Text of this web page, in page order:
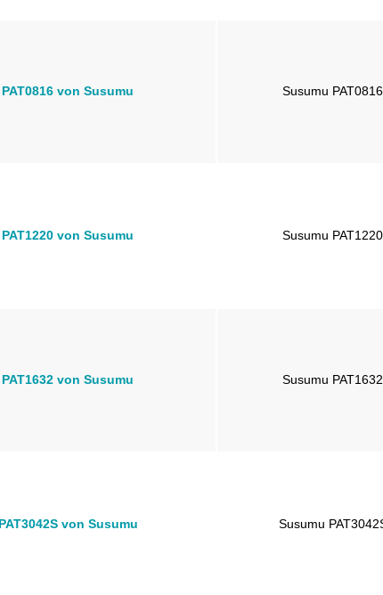
PAT0816 von Susumu Susumu PAT0816
PAT1220 von Susumu Susumu PAT1220
PAT1632 von Susumu Susumu PAT1632
PAT3042S von Susumu Susumu